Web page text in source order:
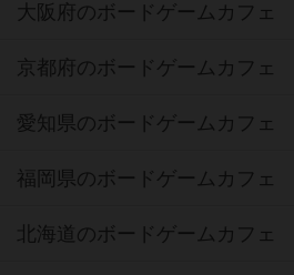
大阪府のボードゲームカフェ
京都府のボードゲームカフェ
愛知県のボードゲームカフェ
福岡県のボードゲームカフェ
北海道のボードゲームカフェ